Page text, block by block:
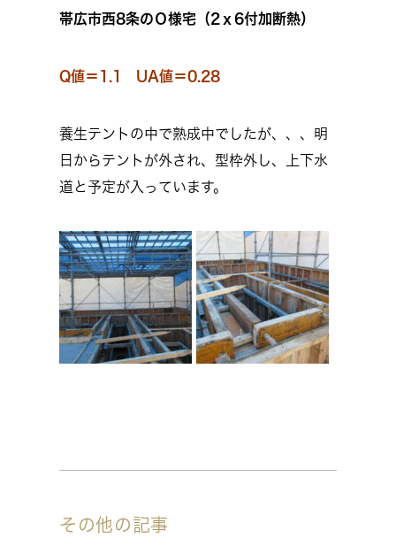
帯広市西8条のＯ様宅（2ｘ6付加断熱）
Q値＝1.1 UA値＝0.28
養生テントの中で熟成中でしたが、、、明
日からテントが外され、型枠外し、上下水
道と予定が入っています。
その他の記事